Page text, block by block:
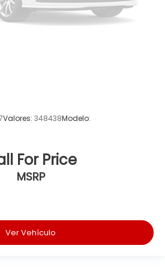
Valores: 348438Modelo:
For Price
MSRP
Ver Vehículo